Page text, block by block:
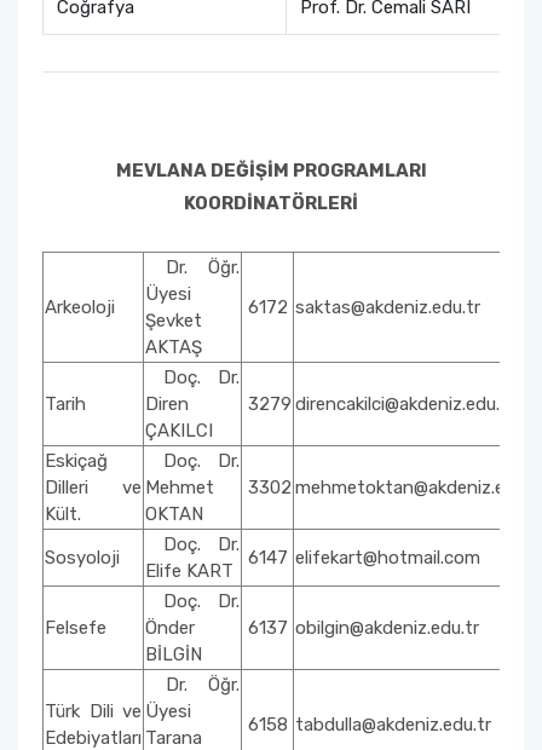
Coğrafya Prof. Dr. Cemali SARI
MEVLANA DEĞİŞİM PROGRAMLARI
KOORDİNATÖRLERİ
Arkeoloji
Dr. Öğr.
Üyesi
Şevket
AKTAŞ
6172 saktas@akdeniz.edu.tr
Tarih
Doç. Dr.
Diren
ÇAKILCI
3279 direncakilci@akdeniz.edu.tr
Eskiçağ
Dilleri ve
Kült.
Doç. Dr.
Mehmet
OKTAN
3302 mehmetoktan@akdeniz.edu.tr
Sosyoloji
Doç. Dr.
Elife KART
6147 elifekart@hotmail.com
Felsefe
Doç. Dr.
Önder
BİLGİN
6137 obilgin@akdeniz.edu.tr
Türk Dili ve
Edebiyatları
Dr. Öğr.
Üyesi
Tarana
6158 tabdulla@akdeniz.edu.tr